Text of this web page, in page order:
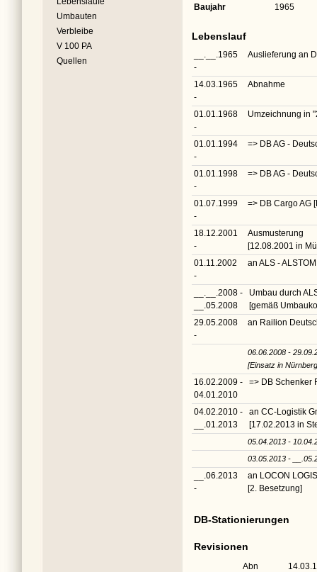
Umbauten
Verbleibe
V 100 PA
Quellen
Baujahr
1965
Lebenslauf
__.__.1965
-
Auslieferung an
14.03.1965
-
Abnahme
01.01.1968
-
Umzeichnung in
01.01.1994
-
=> DB AG -
01.01.1998
-
=> DB AG -
01.07.1999
-
=> DB Cargo AG
18.12.2001
-
Ausmusterung
[12.08.2001 in
01.11.2002
-
an ALS -
__.__.2008 -
__.05.2008
Umbau durch
[gemäß
29.05.2008
-
an Railion
06.06.2008 -
[Einsatz in
16.02.2009 -
04.01.2010
=> DB Schenker
04.02.2010 -
__.01.2013
an CC-Logistik
[17.02.2013 in
05.04.2013 -
03.05.2013 -
__.06.2013
-
an LOCON
[2. Besetzung]
DB-Stationierungen
Revisionen
Abn